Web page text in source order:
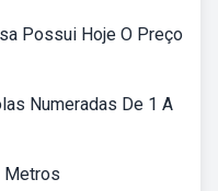
Possui Hoje O Preço
Numeradas De 1 A
Metros